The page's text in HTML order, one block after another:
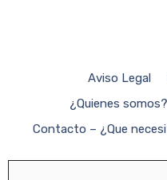
Aviso Legal
¿Quienes
Contacto – ¿Que